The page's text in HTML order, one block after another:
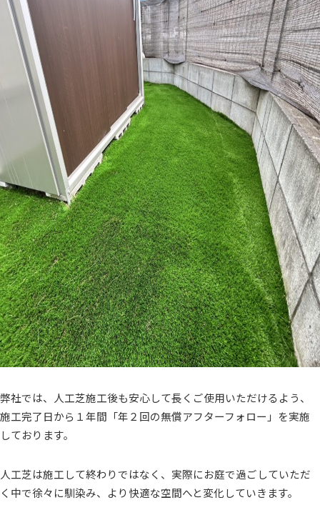
弊社では、人工芝施工後も安心して長くご使用いただけるよう、
施工完了日から１年間「年２回の無償アフターフォロー」を実施
しております。
人工芝は施工して終わりではなく、実際にお庭で過ごしていただ
く中で徐々に馴染み、より快適な空間へと変化していきます。